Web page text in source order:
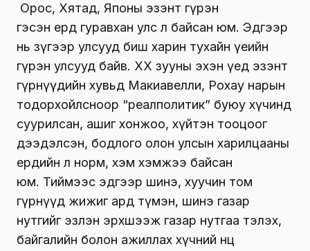
Орос, Хятад, Японы эзэнт гүрэн
гэсэн ердөө гуравхан улс л байсан юм. Эдгээр
нь зүгээр улсууд биш харин тухайн үеийн
гүрэн улсууд байв. ХХ зууны эхэн үед эзэнт
гүрнүүдийн хувьд Макиавелли, Рохау нарын
тодорхойлсноор “реалполитик” буюу хүчинд
суурилсан, ашиг хонжоо, хүйтэн тооцоог
дээдэлсэн, бодлого олон улсын харилцааны
ердийн л норм, хэм хэмжээ байсан
юм. Тиймээс эдгээр шинэ, хуучин том
гүрнүүд жижиг ард түмэн, шинэ газар
нутгийг эзлэн эрхшээж газар нутгаа тэлэх,
байгалийн болон ажиллах хүчний нөөцөө